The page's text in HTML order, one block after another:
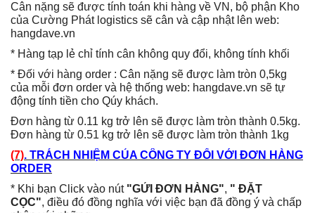
Cân nặng sẽ được tính toán khi hàng về VN, bộ phận Kho
của Cường Phát logistics sẽ cân và cập nhật lên web:
hangdave.vn
* Hàng tạp lẻ chỉ tính cân không quy đổi, không tính khối
* Đối với hàng order : Cân nặng sẽ được làm tròn 0,5kg
của mỗi đơn order và hệ thống web: hangdave.vn sẽ tự
động tính tiền cho Qúy khách.
Đơn hàng từ 0.11 kg trở lên sẽ được làm tròn thành 0.5kg.
Đơn hàng từ 0.51 kg trở lên sẽ được làm tròn thành 1kg
(7). TRÁCH NHIỆM CỦA CÔNG TY ĐỐI VỚI ĐƠN HÀNG
ORDER
* Khi bạn Click vào nút "GỬI ĐƠN HÀNG", " ĐẶT
CỌC", điều đó đồng nghĩa với việc bạn đã đồng ý và chấp